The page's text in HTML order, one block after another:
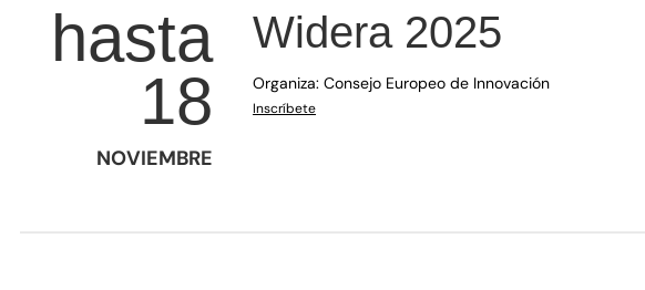
hasta
18
NOVIEMBRE
Widera 2025
Organiza: Consejo Europeo de Innovación
Inscríbete